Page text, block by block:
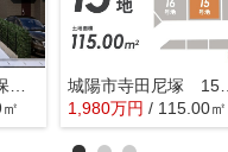
城陽市寺田尼塚 15号地 売土地 建築条件付き
1,980万円 / 115.00㎡